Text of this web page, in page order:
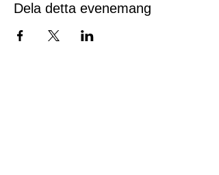
Dela detta evenemang